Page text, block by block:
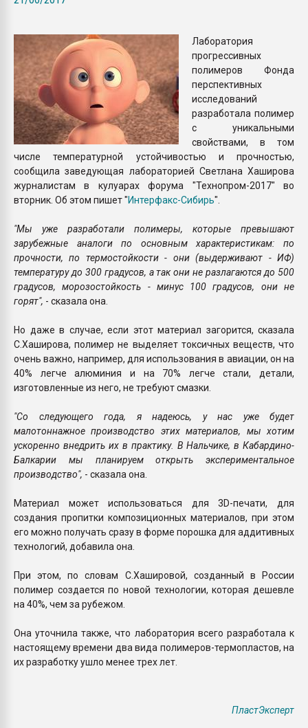
ПЕРЕЙТИ НА
Лаборатория
прогрессивных
полимеров Фонда
перспективных
исследований
разработала полимер
с уникальными
свойствами, в том
числе температурной устойчивостью и прочностью,
сообщила заведующая лабораторией Светлана Хаширова
журналистам в кулуарах форума "Технопром-2017" во
вторник. Об этом пишет "Интерфакс-Сибирь".
"Мы уже разработали полимеры, которые превышают
зарубежные аналоги по основным характеристикам: по
прочности, по термостойкости - они (выдерживают - ИФ)
температуру до 300 градусов, а так они не разлагаются до 500
градусов, морозостойкость - минус 100 градусов, они не
горят", - сказала она.
Но даже в случае, если этот материал загорится, сказала
С.Хаширова, полимер не выделяет токсичных веществ, что
очень важно, например, для использования в авиации, он на
40% легче алюминия и на 70% легче стали, детали,
изготовленные из него, не требуют смазки.
"Со следующего года, я надеюсь, у нас уже будет
малотоннажное производство этих материалов, мы хотим
ускоренно внедрить их в практику. В Нальчике, в Кабардино-
Балкарии мы планируем открыть экспериментальное
производство", - сказала она.
Материал может использоваться для 3D-печати, для
создания пропитки композиционных материалов, при этом
его можно получать сразу в форме порошка для аддитивных
технологий, добавила она.
При этом, по словам С.Хашировой, созданный в России
полимер создается по новой технологии, которая дешевле
на 40%, чем за рубежом.
Она уточнила также, что лаборатория всего разработала к
настоящему времени два вида полимеров-термопластов, на
их разработку ушло менее трех лет.
ПластЭксперт